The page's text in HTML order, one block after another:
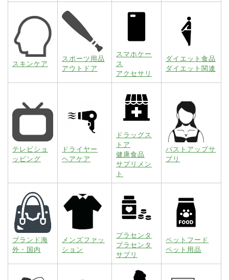
スキンケア
スポーツ用品
アウトドア
スマホケー
ス
アクセサリ
ダイエット食品
ダイエット関連
テレビショ
ッピング
ドライヤー
ヘアケア
ドラッグス
トア
健康食品
サプリメン
ト
バストアップサ
プリ
ブランド海
外・国内
メンズファッ
ション
プラセンタ
プラセンタ
サプリ
ペットフード
ペット用品